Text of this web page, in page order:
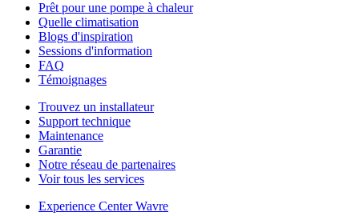
Prêt pour une pompe à chaleur
Quelle climatisation
Blogs d'inspiration
Sessions d'information
FAQ
Témoignages
Trouvez un installateur
Support technique
Maintenance
Garantie
Notre réseau de partenaires
Voir tous les services
Experience Center Wavre